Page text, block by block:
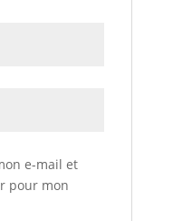
e-mail et
pour mon